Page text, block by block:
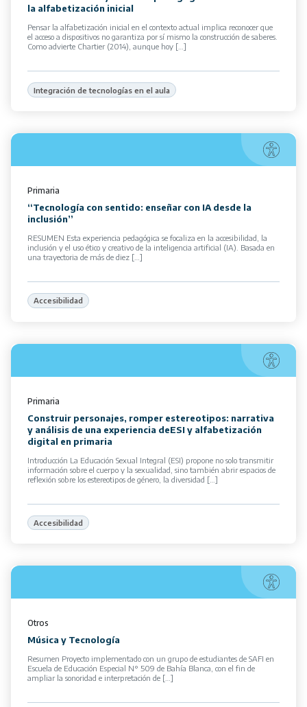
la alfabetización inicial
Pensar la alfabetización inicial en el contexto actual implica reconocer que
el acceso a dispositivos no garantiza por sí mismo la construcción de saberes.
Como advierte Chartier (2014), aunque hoy […]
Integración de tecnologías en el aula
Primaria
“Tecnología con sentido: enseñar con IA desde la
inclusión”
RESUMEN Esta experiencia pedagógica se focaliza en la accesibilidad, la
inclusión y el uso ético y creativo de la inteligencia artificial (IA). Basada en
una trayectoria de más de diez […]
Accesibilidad
Primaria
Construir personajes, romper estereotipos: narrativa
y análisis de una experiencia deESI y alfabetización
digital en primaria
Introducción La Educación Sexual Integral (ESI) propone no solo transmitir
información sobre el cuerpo y la sexualidad, sino también abrir espacios de
reflexión sobre los estereotipos de género, la diversidad […]
Accesibilidad
Otros
Música y Tecnología
Resumen Proyecto implementado con un grupo de estudiantes de SAFI en
Escuela de Educación Especial N° 509 de Bahía Blanca, con el fin de
ampliar la sonoridad e interpretación de […]